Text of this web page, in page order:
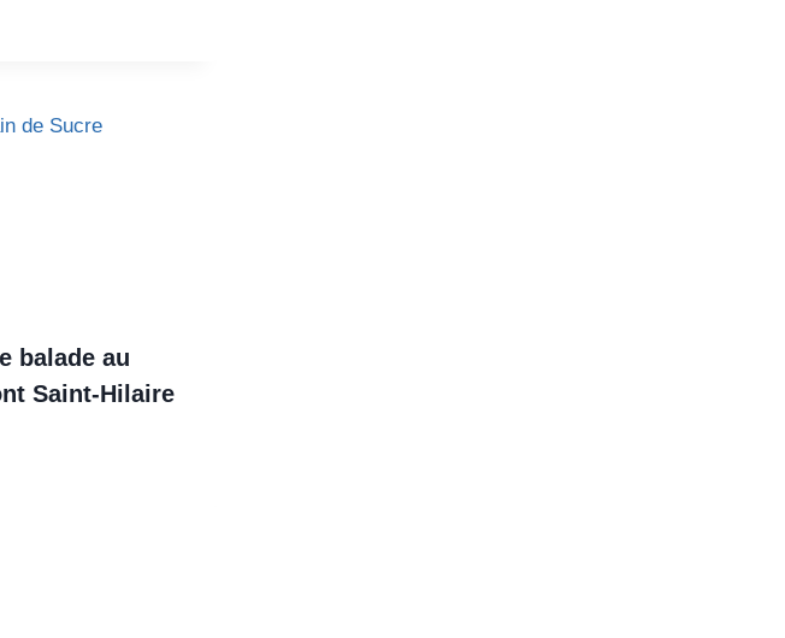
balade au
Saint-Hilaire